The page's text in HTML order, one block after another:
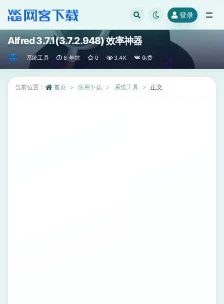
登录
Alfred 3.7.1(3.7.2.948) 效率神器
系统工具 8 年前 0 3.4K 免费
当前位置： 首页 应用下载 系统工具 正文
全部